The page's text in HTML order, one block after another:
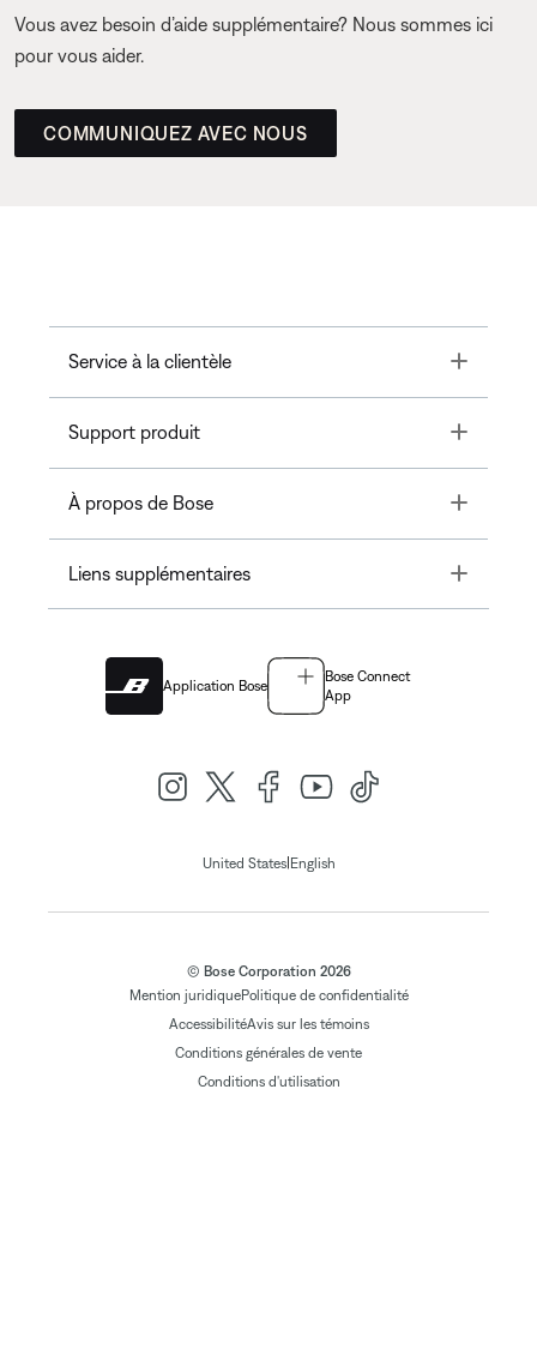
Vous avez besoin d’aide supplémentaire? Nous sommes ici
pour vous aider.
COMMUNIQUEZ AVEC NOUS
Service à la clientèle Toggle
Support produit Toggle
À propos de Bose Toggle
Liens supplémentaires Toggle
Application Bose
Bose Connect
App
United States| English
© Bose Corporation 2026
Mention juridiquePolitique de confidentialité
AccessibilitéAvis sur les témoins
Conditions générales de vente
Conditions d'utilisation